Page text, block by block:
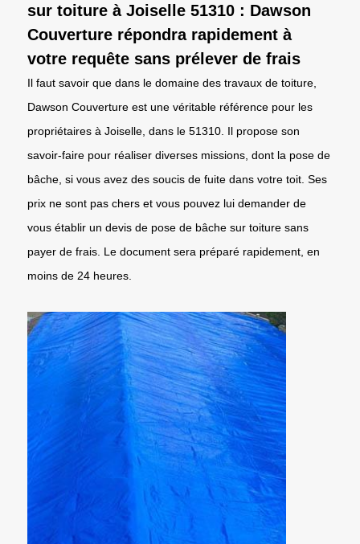
sur toiture à Joiselle 51310 : Dawson
Couverture répondra rapidement à
votre requête sans prélever de frais
Il faut savoir que dans le domaine des travaux de toiture,
Dawson Couverture est une véritable référence pour les
propriétaires à Joiselle, dans le 51310. Il propose son
savoir-faire pour réaliser diverses missions, dont la pose de
bâche, si vous avez des soucis de fuite dans votre toit. Ses
prix ne sont pas chers et vous pouvez lui demander de
vous établir un devis de pose de bâche sur toiture sans
payer de frais. Le document sera préparé rapidement, en
moins de 24 heures.